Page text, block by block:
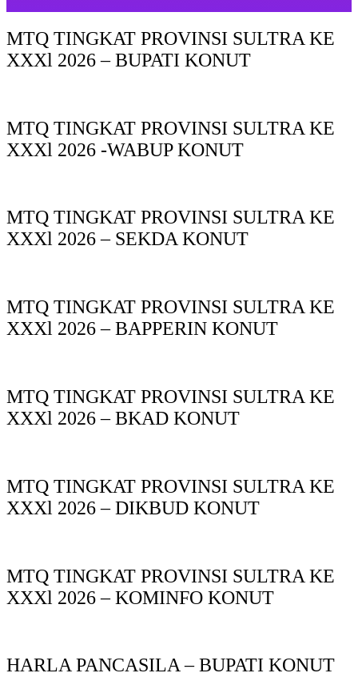
MTQ TINGKAT PROVINSI SULTRA KE
XXXl 2026 – BUPATI KONUT
MTQ TINGKAT PROVINSI SULTRA KE
XXXl 2026 -WABUP KONUT
MTQ TINGKAT PROVINSI SULTRA KE
XXXl 2026 – SEKDA KONUT
MTQ TINGKAT PROVINSI SULTRA KE
XXXl 2026 – BAPPERIN KONUT
MTQ TINGKAT PROVINSI SULTRA KE
XXXl 2026 – BKAD KONUT
MTQ TINGKAT PROVINSI SULTRA KE
XXXl 2026 – DIKBUD KONUT
MTQ TINGKAT PROVINSI SULTRA KE
XXXl 2026 – KOMINFO KONUT
HARLA PANCASILA – BUPATI KONUT